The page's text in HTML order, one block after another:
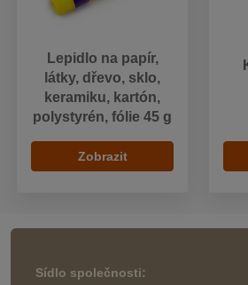
Lepidlo na papír,
látky, dřevo, sklo,
keramiku, kartón,
polystyrén, fólie 45 g
Zobrazit
Sídlo společnosti: